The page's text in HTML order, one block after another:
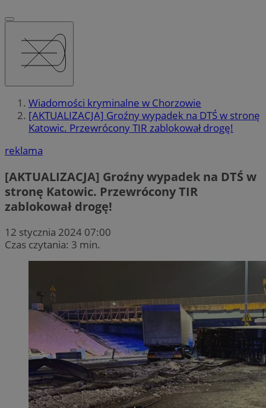
Wiadomości kryminalne w Chorzowie
[AKTUALIZACJA] Groźny wypadek na DTŚ w stronę
Katowic. Przewrócony TIR zablokował drogę!
reklama
[AKTUALIZACJA] Groźny wypadek na DTŚ w
stronę Katowic. Przewrócony TIR
zablokował drogę!
12 stycznia 2024 07:00
Czas czytania: 3 min.